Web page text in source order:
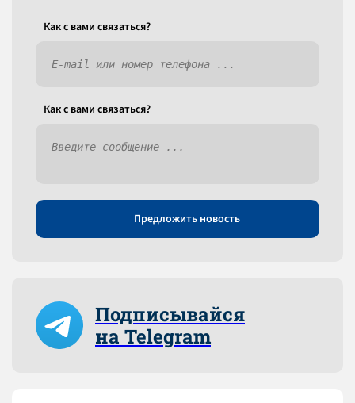
Как c вами связаться?
Как c вами связаться?
Предложить новость
Подписывайся
на Telegram